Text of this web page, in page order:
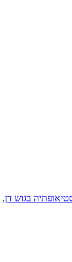
בגוש דן,